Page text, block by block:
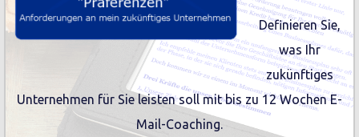
Definieren Sie,
was Ihr
zukünftiges
Unternehmen für Sie leisten soll mit bis zu 12 Wochen E-
Mail-Coaching.